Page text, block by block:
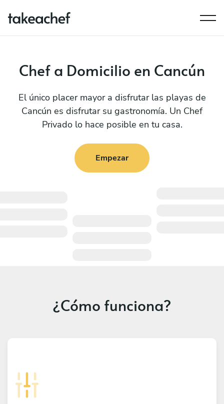
Chef a Domicilio en Cancún
El único placer mayor a disfrutar las playas de
Cancún es disfrutar su gastronomía. Un Chef
Privado lo hace posible en tu casa.
Empezar
¿Cómo funciona?